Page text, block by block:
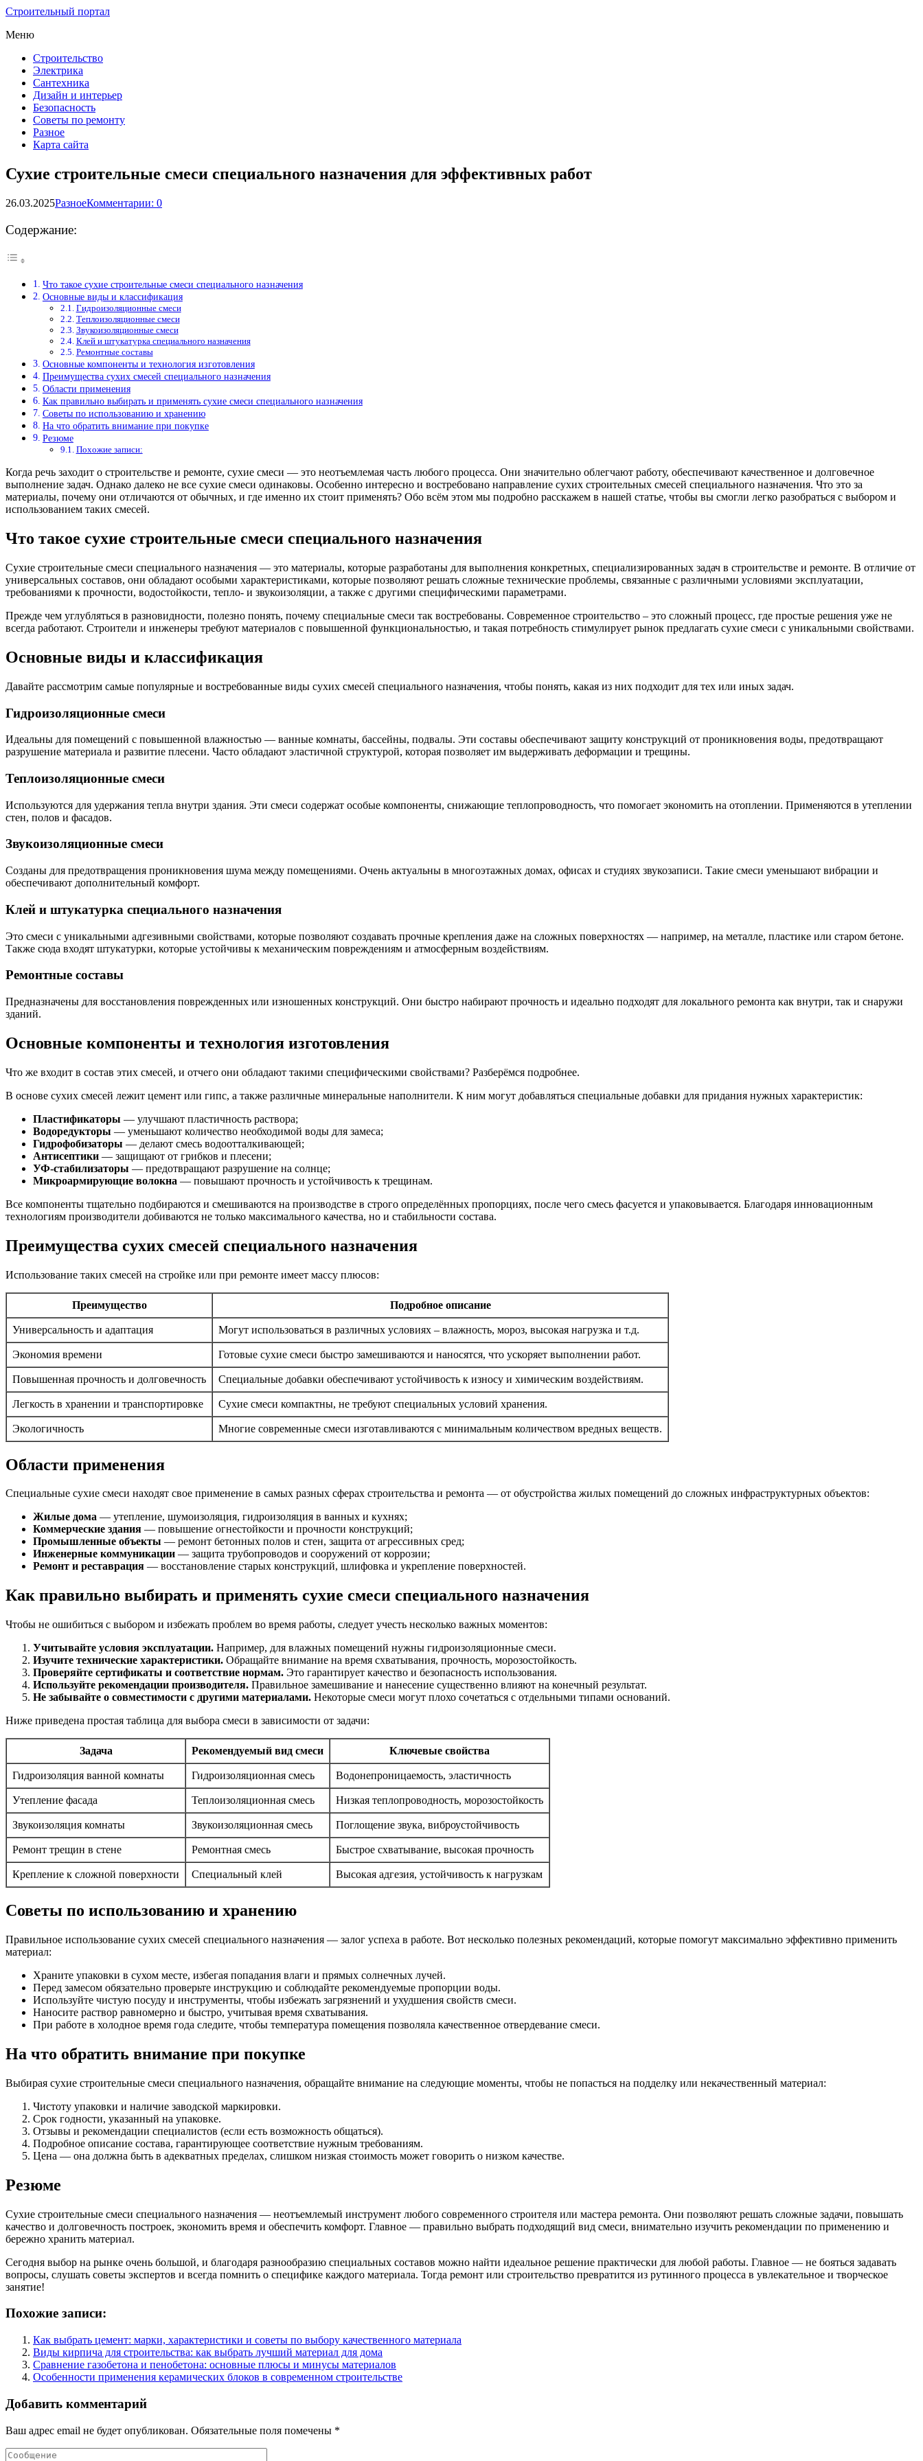
Строительный портал
Меню
Строительство
Электрика
Сантехника
Дизайн и интерьер
Безопасность
Советы по ремонту
Разное
Карта сайта
Сухие строительные смеси специального назначения для эффективных работ
26.03.2025РазноеКомментарии: 0
Содержание:
Что такое сухие строительные смеси специального назначения
Основные виды и классификация
Гидроизоляционные смеси
Теплоизоляционные смеси
Звукоизоляционные смеси
Клей и штукатурка специального назначения
Ремонтные составы
Основные компоненты и технология изготовления
Преимущества сухих смесей специального назначения
Области применения
Как правильно выбирать и применять сухие смеси специального назначения
Советы по использованию и хранению
На что обратить внимание при покупке
Резюме
Похожие записи:
Когда речь заходит о строительстве и ремонте, сухие смеси — это неотъемлемая часть любого процесса. Они значительно облегчают работу, обеспечивают качественное и долговечное
выполнение задач. Однако далеко не все сухие смеси одинаковы. Особенно интересно и востребовано направление сухих строительных смесей специального назначения. Что это за
материалы, почему они отличаются от обычных, и где именно их стоит применять? Обо всём этом мы подробно расскажем в нашей статье, чтобы вы смогли легко разобраться с выбором и
использованием таких смесей.
Что такое сухие строительные смеси специального назначения
Сухие строительные смеси специального назначения — это материалы, которые разработаны для выполнения конкретных, специализированных задач в строительстве и ремонте. В отличие от
универсальных составов, они обладают особыми характеристиками, которые позволяют решать сложные технические проблемы, связанные с различными условиями эксплуатации,
требованиями к прочности, водостойкости, тепло- и звукоизоляции, а также с другими специфическими параметрами.
Прежде чем углубляться в разновидности, полезно понять, почему специальные смеси так востребованы. Современное строительство – это сложный процесс, где простые решения уже не
всегда работают. Строители и инженеры требуют материалов с повышенной функциональностью, и такая потребность стимулирует рынок предлагать сухие смеси с уникальными свойствами.
Основные виды и классификация
Давайте рассмотрим самые популярные и востребованные виды сухих смесей специального назначения, чтобы понять, какая из них подходит для тех или иных задач.
Гидроизоляционные смеси
Идеальны для помещений с повышенной влажностью — ванные комнаты, бассейны, подвалы. Эти составы обеспечивают защиту конструкций от проникновения воды, предотвращают
разрушение материала и развитие плесени. Часто обладают эластичной структурой, которая позволяет им выдерживать деформации и трещины.
Теплоизоляционные смеси
Используются для удержания тепла внутри здания. Эти смеси содержат особые компоненты, снижающие теплопроводность, что помогает экономить на отоплении. Применяются в утеплении
стен, полов и фасадов.
Звукоизоляционные смеси
Созданы для предотвращения проникновения шума между помещениями. Очень актуальны в многоэтажных домах, офисах и студиях звукозаписи. Такие смеси уменьшают вибрации и
обеспечивают дополнительный комфорт.
Клей и штукатурка специального назначения
Это смеси с уникальными адгезивными свойствами, которые позволяют создавать прочные крепления даже на сложных поверхностях — например, на металле, пластике или старом бетоне.
Также сюда входят штукатурки, которые устойчивы к механическим повреждениям и атмосферным воздействиям.
Ремонтные составы
Предназначены для восстановления поврежденных или изношенных конструкций. Они быстро набирают прочность и идеально подходят для локального ремонта как внутри, так и снаружи
зданий.
Основные компоненты и технология изготовления
Что же входит в состав этих смесей, и отчего они обладают такими специфическими свойствами? Разберёмся подробнее.
В основе сухих смесей лежит цемент или гипс, а также различные минеральные наполнители. К ним могут добавляться специальные добавки для придания нужных характеристик:
Пластификаторы — улучшают пластичность раствора;
Водоредукторы — уменьшают количество необходимой воды для замеса;
Гидрофобизаторы — делают смесь водоотталкивающей;
Антисептики — защищают от грибков и плесени;
УФ-стабилизаторы — предотвращают разрушение на солнце;
Микроармирующие волокна — повышают прочность и устойчивость к трещинам.
Все компоненты тщательно подбираются и смешиваются на производстве в строго определённых пропорциях, после чего смесь фасуется и упаковывается. Благодаря инновационным
технологиям производители добиваются не только максимального качества, но и стабильности состава.
Преимущества сухих смесей специального назначения
Использование таких смесей на стройке или при ремонте имеет массу плюсов:
Преимущество Подробное описание
Универсальность и адаптация Могут использоваться в различных условиях – влажность, мороз, высокая нагрузка и т.д.
Экономия времени Готовые сухие смеси быстро замешиваются и наносятся, что ускоряет выполнении работ.
Повышенная прочность и долговечность Специальные добавки обеспечивают устойчивость к износу и химическим воздействиям.
Легкость в хранении и транспортировке Сухие смеси компактны, не требуют специальных условий хранения.
Экологичность Многие современные смеси изготавливаются с минимальным количеством вредных веществ.
Области применения
Специальные сухие смеси находят свое применение в самых разных сферах строительства и ремонта — от обустройства жилых помещений до сложных инфраструктурных объектов:
Жилые дома — утепление, шумоизоляция, гидроизоляция в ванных и кухнях;
Коммерческие здания — повышение огнестойкости и прочности конструкций;
Промышленные объекты — ремонт бетонных полов и стен, защита от агрессивных сред;
Инженерные коммуникации — защита трубопроводов и сооружений от коррозии;
Ремонт и реставрация — восстановление старых конструкций, шлифовка и укрепление поверхностей.
Как правильно выбирать и применять сухие смеси специального назначения
Чтобы не ошибиться с выбором и избежать проблем во время работы, следует учесть несколько важных моментов:
Учитывайте условия эксплуатации. Например, для влажных помещений нужны гидроизоляционные смеси.
Изучите технические характеристики. Обращайте внимание на время схватывания, прочность, морозостойкость.
Проверяйте сертификаты и соответствие нормам. Это гарантирует качество и безопасность использования.
Используйте рекомендации производителя. Правильное замешивание и нанесение существенно влияют на конечный результат.
Не забывайте о совместимости с другими материалами. Некоторые смеси могут плохо сочетаться с отдельными типами оснований.
Ниже приведена простая таблица для выбора смеси в зависимости от задачи:
Задача Рекомендуемый вид смеси Ключевые свойства
Гидроизоляция ванной комнаты Гидроизоляционная смесь Водонепроницаемость, эластичность
Утепление фасада Теплоизоляционная смесь Низкая теплопроводность, морозостойкость
Звукоизоляция комнаты Звукоизоляционная смесь Поглощение звука, виброустойчивость
Ремонт трещин в стене Ремонтная смесь Быстрое схватывание, высокая прочность
Крепление к сложной поверхности Специальный клей Высокая адгезия, устойчивость к нагрузкам
Советы по использованию и хранению
Правильное использование сухих смесей специального назначения — залог успеха в работе. Вот несколько полезных рекомендаций, которые помогут максимально эффективно применить
материал:
Храните упаковки в сухом месте, избегая попадания влаги и прямых солнечных лучей.
Перед замесом обязательно проверьте инструкцию и соблюдайте рекомендуемые пропорции воды.
Используйте чистую посуду и инструменты, чтобы избежать загрязнений и ухудшения свойств смеси.
Наносите раствор равномерно и быстро, учитывая время схватывания.
При работе в холодное время года следите, чтобы температура помещения позволяла качественное отвердевание смеси.
На что обратить внимание при покупке
Выбирая сухие строительные смеси специального назначения, обращайте внимание на следующие моменты, чтобы не попасться на подделку или некачественный материал:
Чистоту упаковки и наличие заводской маркировки.
Срок годности, указанный на упаковке.
Отзывы и рекомендации специалистов (если есть возможность общаться).
Подробное описание состава, гарантирующее соответствие нужным требованиям.
Цена — она должна быть в адекватных пределах, слишком низкая стоимость может говорить о низком качестве.
Резюме
Сухие строительные смеси специального назначения — неотъемлемый инструмент любого современного строителя или мастера ремонта. Они позволяют решать сложные задачи, повышать
качество и долговечность построек, экономить время и обеспечить комфорт. Главное — правильно выбрать подходящий вид смеси, внимательно изучить рекомендации по применению и
бережно хранить материал.
Сегодня выбор на рынке очень большой, и благодаря разнообразию специальных составов можно найти идеальное решение практически для любой работы. Главное — не бояться задавать
вопросы, слушать советы экспертов и всегда помнить о специфике каждого материала. Тогда ремонт или строительство превратится из рутинного процесса в увлекательное и творческое
занятие!
Похожие записи:
Как выбрать цемент: марки, характеристики и советы по выбору качественного материала
Виды кирпича для строительства: как выбрать лучший материал для дома
Сравнение газобетона и пенобетона: основные плюсы и минусы материалов
Особенности применения керамических блоков в современном строительстве
Добавить комментарий
Ваш адрес email не будет опубликован. Обязательные поля помечены *